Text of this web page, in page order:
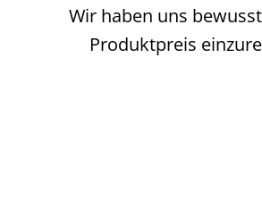
Wir haben uns
Produktpreis